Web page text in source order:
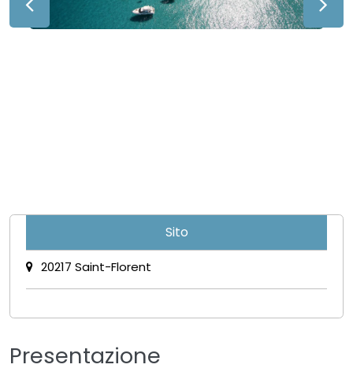
Sito
20217 Saint-Florent
Presentazione